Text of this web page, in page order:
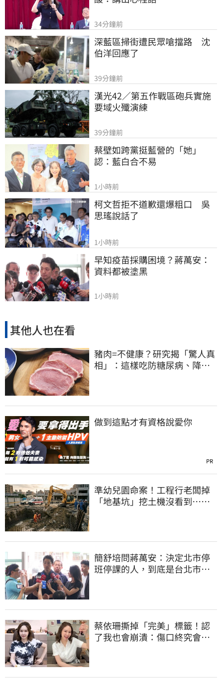
34分鐘前
深藍區掃街遭民眾嗆擋路　沈
伯洋回應了
39分鐘前
漢光42／第五作戰區砲兵實施
要域火殲演練
39分鐘前
蔡壁如跨黨挺藍營的「她」
認：藍白合不易
1小時前
柯文哲拒不道歉還爆粗口　吳
思瑤說話了
1小時前
早知疫苗採購困境？蔣萬安：
資料都被塗黑
1小時前
其他人也在看
豬肉=不健康？研究揭「驚人真
相」：這樣吃防糖尿病、降膽
做到這點才有資格說愛你
PR
準幼兒園命案！工程行老闆掉
「地基坑」挖土機沒看到…下
簡舒培問蔣萬安：決定北市停
班停課的人，到底是台北市
蔡依珊撕掉「完美」標籤！認
了我也會崩潰：傷口終究會癒